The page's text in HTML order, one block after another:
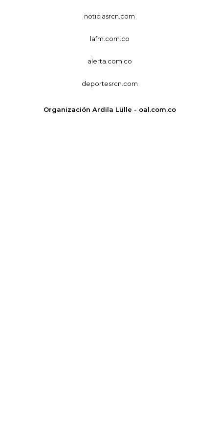
noticiasrcn.com
lafm.com.co
alerta.com.co
deportesrcn.com
Organización Ardila Lülle - oal.com.co